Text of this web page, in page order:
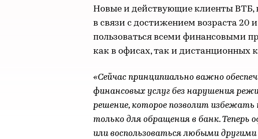
Новые и действующие клиенты ВТБ,
в связи с достижением возраста 20
пользоваться всеми финансовыми
как в офисах, так и дистанционных
«Сейчас принципиально важно
финансовых услуг без нарушения
решение, которое позволит
только для обращения в банк. Теперь
или воспользоваться любыми